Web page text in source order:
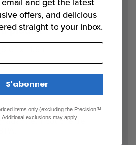
produit
x 11.8′)
LDPE avec 1%
et 1 couche de
offers, and delicious
straight to your inbox.
S'abonner
items only (excluding the Precision™
Additional exclusions may apply.